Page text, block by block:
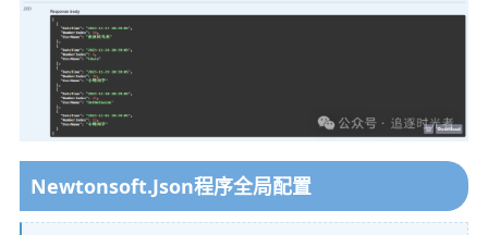
Newtonsoft.Json程序全局配置